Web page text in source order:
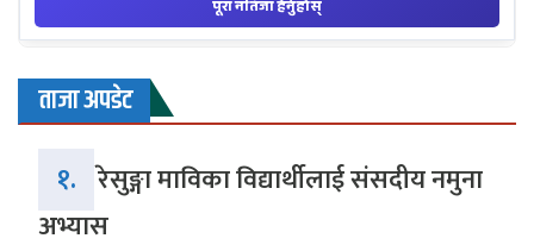
ताजा अपडेट
१. रेसुङ्गा माविका विद्यार्थीलाई संसदीय नमुना
अभ्यास